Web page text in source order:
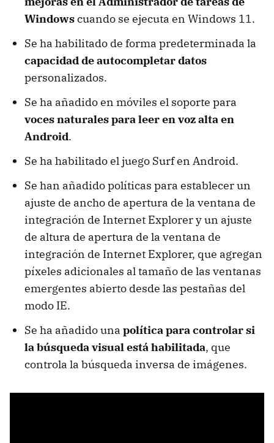
Windowscuando se ejecuta en Windows 11.
Se ha habilitado de forma predeterminada la
capacidad de autocompletar datos
personalizados.
Se ha añadido en móviles el soporte para
voces naturales para leer en voz alta en
Android.
Se ha habilitado el juego Surf en Android.
Se han añadido políticas para establecer un
ajuste de ancho de apertura de la ventana de
integración de Internet Explorer y un ajuste
de altura de apertura de la ventana de
integración de Internet Explorer, que agregan
píxeles adicionales al tamaño de las ventanas
emergentes abierto desde las pestañas del
modo IE.
Se ha añadido una política para controlar si
la búsqueda visual está habilitada, que
controla la búsqueda inversa de imágenes.